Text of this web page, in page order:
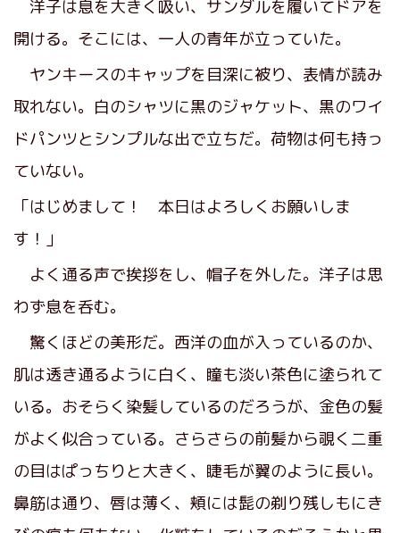
洋子は息を大きく吸い、サンダルを履いてドアを
開ける。そこには、一人の青年が立っていた。
ヤンキースのキャップを目深に被り、表情が読み
取れない。白のシャツに黒のジャケット、黒のワイ
ドパンツとシンプルな出で立ちだ。荷物は何も持っ
ていない。
「はじめまして！ 本日はよろしくお願いしま
す！」
よく通る声で挨拶をし、帽子を外した。洋子は思
わず息を呑む。
驚くほどの美形だ。西洋の血が入っているのか、
肌は透き通るように白く、瞳も淡い茶色に塗られて
いる。おそらく染髪しているのだろうが、金色の髪
がよく似合っている。さらさらの前髪から覗く二重
の目はぱっちりと大きく、睫毛が翼のように長い。
鼻筋は通り、唇は薄く、頬には髭の剃り残しもにき